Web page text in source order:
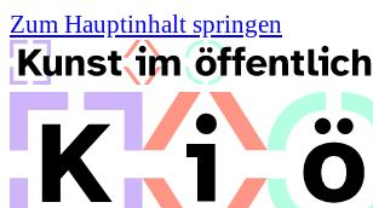
Zum Hauptinhalt springen